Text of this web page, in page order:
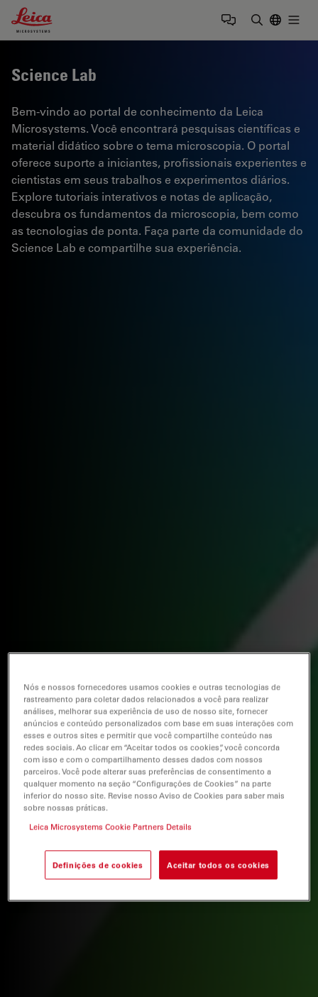
Leica Microsystems Logo
Science Lab
Bem-vindo ao portal de conhecimento da Leica
Microsystems. Você encontrará pesquisas científicas e
material didático sobre o tema microscopia. O portal
oferece suporte a iniciantes, profissionais experientes e
cientistas em seus trabalhos e experimentos diários.
Explore tutoriais interativos e notas de aplicação,
descubra os fundamentos da microscopia, bem como
as tecnologias de ponta. Faça parte da comunidade do
Science Lab e compartilhe sua experiência.
Nós e nossos fornecedores usamos cookies e outras tecnologias de
rastreamento para coletar dados relacionados a você para realizar
análises, melhorar sua experiência de uso de nosso site, fornecer
anúncios e conteúdo personalizados com base em suas interações com
esses e outros sites e permitir que você compartilhe conteúdo nas
redes sociais. Ao clicar em “Aceitar todos os cookies”, você concorda
com isso e com o compartilhamento desses dados com nossos
parceiros. Você pode alterar suas preferências de consentimento a
qualquer momento na seção “Configurações de Cookies” na parte
inferior do nosso site. Revise nosso Aviso de Cookies para saber mais
sobre nossas práticas.
Leica Microsystems Cookie Partners Details
Definições de cookies Aceitar todos os cookies